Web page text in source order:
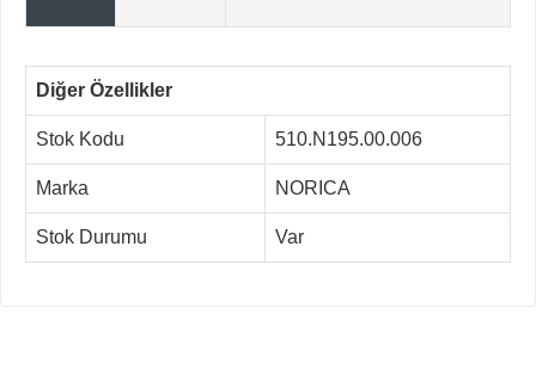
Diğer Özellikler
Stok Kodu 510.N195.00.006
Marka NORICA
Stok Durumu Var